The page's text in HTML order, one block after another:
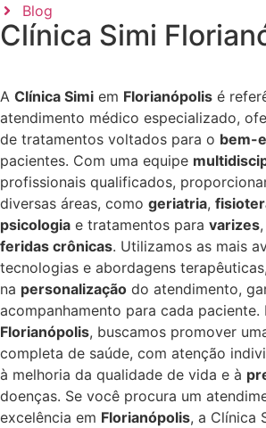
Blog
Clínica Simi
A Clínica Simi em Florianópolis é
atendimento médico especializado,
de tratamentos voltados para o bem-
pacientes. Com uma equipe
profissionais qualificados,
diversas áreas, como geriatria,
psicologia e tratamentos para varizes,
feridas crônicas. Utilizamos as mais
tecnologias e abordagens
na personalização do atendimento,
acompanhamento para cada paciente.
Florianópolis, buscamos promover
completa de saúde, com atenção
à melhoria da qualidade de vida e à
doenças. Se você procura um
excelência em Florianópolis, a Clínica